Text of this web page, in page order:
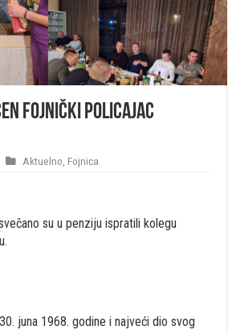
fojnički policajac
Aktuelno Fojnica
su u penziju ispratili kolegu
juna 1968. godine i najveći dio svog